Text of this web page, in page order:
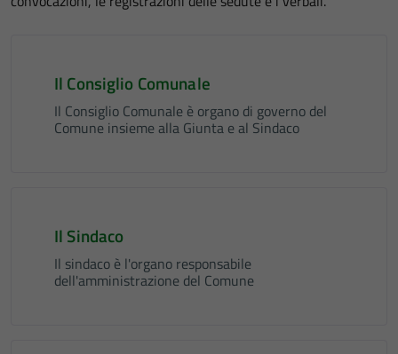
Il Consiglio Comunale
Il Consiglio Comunale è organo di governo del
Comune insieme alla Giunta e al Sindaco
Il Sindaco
Il sindaco è l'organo responsabile
dell'amministrazione del Comune